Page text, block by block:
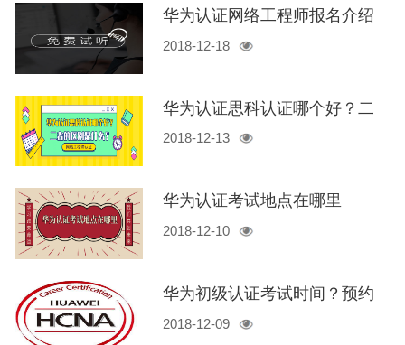
华为认证网络工程师报名介绍
hcna/hcnp/hcie【干货】
2018-12-18
华为认证思科认证哪个好？二
者的区别是什么？
2018-12-13
华为认证考试地点在哪里
2018-12-10
华为初级认证考试时间？预约
流程？考试内容介绍
2018-12-09